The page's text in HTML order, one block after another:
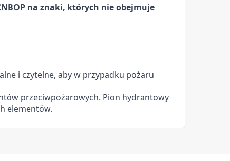
na znaki, których nie obejmuje
i czytelne, aby w przypadku pożaru
przeciwpożarowych. Pion hydrantowy
elementów.